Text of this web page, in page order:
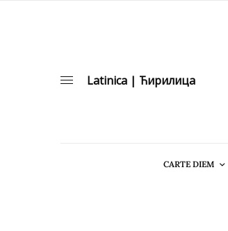
Latinica | Ћирилица
CARTE DIEM